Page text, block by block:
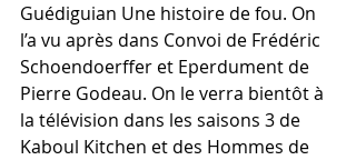
Guédiguian Une histoire de fou. On
l’a vu après dans Convoi de Frédéric
Schoendoerffer et Eperdument de
Pierre Godeau. On le verra bientôt à
la télévision dans les saisons 3 de
Kaboul Kitchen et des Hommes de